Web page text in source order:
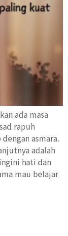
ada masa
rapuh
asmara.
adalah
hati dan
mau belajar